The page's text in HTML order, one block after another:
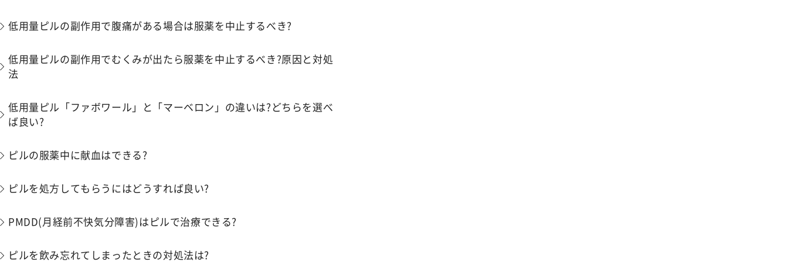
低用量ピルの副作用で腹痛がある場合は服薬を中止するべき?
低用量ピルの副作用でむくみが出たら服薬を中止するべき?原因と対処
法
低用量ピル「ファボワール」と「マーベロン」の違いは?どちらを選べ
ば良い?
ピルの服薬中に献血はできる?
ピルを処方してもらうにはどうすれば良い?
PMDD(月経前不快気分障害)はピルで治療できる?
ピルを飲み忘れてしまったときの対処法は?